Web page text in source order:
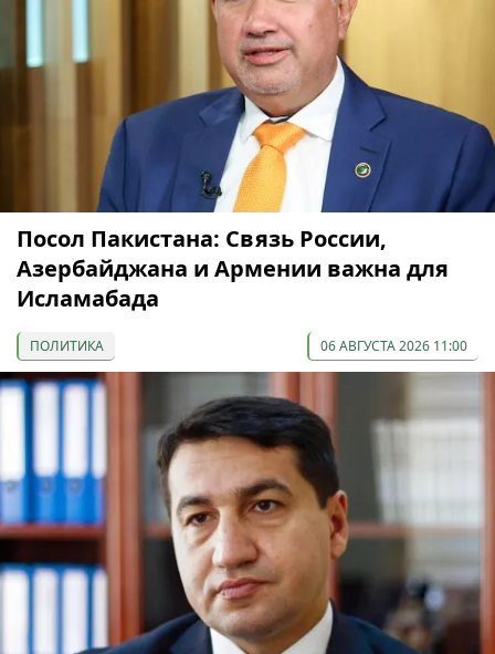
Посол Пакистана: Связь России,
Азербайджана и Армении важна для
Исламабада
ПОЛИТИКА 06 АВГУСТА 2026 11:00